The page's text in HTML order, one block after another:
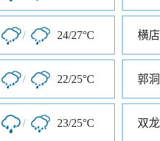
/ 24/27°C 横
/ 22/25°C 郭
/ 23/25°C 双